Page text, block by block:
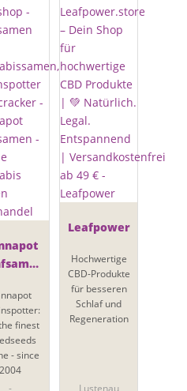
finest
- since
2004
-
Leafpower
Hochwertige
CBD-Produkte
für besseren
Schlaf und
Regeneration
Lustenau